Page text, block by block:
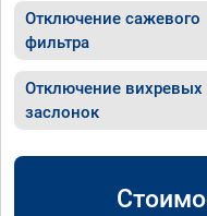
Отключение сажевого
фильтра
Отключение вихревых
заслонок